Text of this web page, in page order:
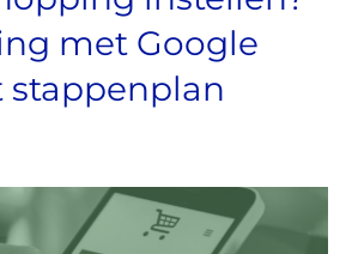
met Google
stappenplan